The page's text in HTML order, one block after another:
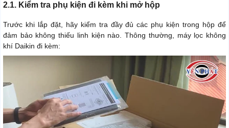
2.1. Kiểm tra phụ kiện đi kèm khi mở hộp
Trước khi lắp đặt, hãy kiểm tra đầy đủ các phụ kiện trong hộp để
đảm bảo không thiếu linh kiện nào. Thông thường, máy lọc không
khí Daikin đi kèm: